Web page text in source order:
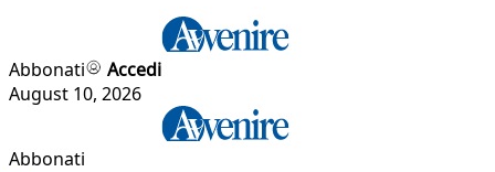
Abbonati
Accedi
August 10, 2026
Abbonati